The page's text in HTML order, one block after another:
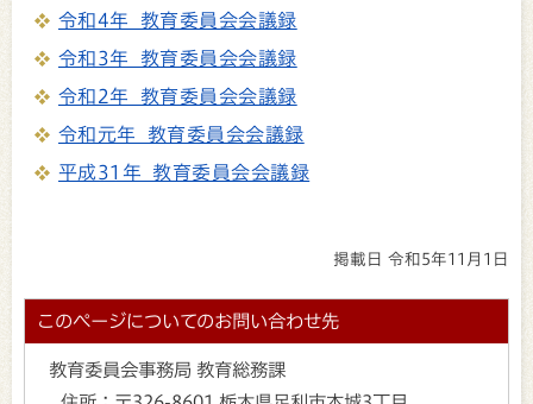
令和4年 教育委員会会議録
令和3年 教育委員会会議録
令和2年 教育委員会会議録
令和元年 教育委員会会議録
平成31年 教育委員会会議録
掲載日 令和5年11月1日
このページについてのお問い合わせ先
教育委員会事務局 教育総務課